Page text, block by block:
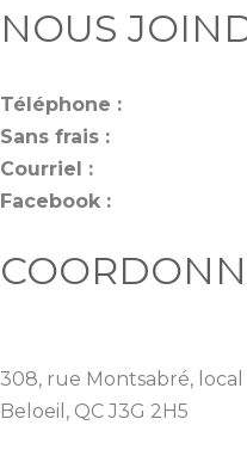
NOUS
Téléphone :
Sans frais :
Courriel :
Facebook :
308, rue Montsabré, local
Beloeil, QC J3G 2H5